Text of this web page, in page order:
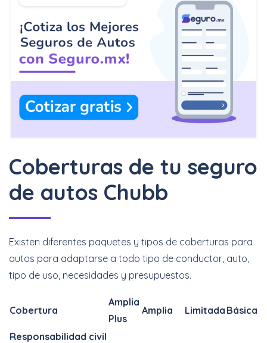
Coberturas de tu seguro
de autos Chubb
Existen diferentes paquetes y tipos de coberturas para
autos para adaptarse a todo tipo de conductor, auto,
tipo de uso, necesidades y presupuestos.
Cobertura
Amplia
Plus
Amplia Limitada Básica
Responsabilidad civil